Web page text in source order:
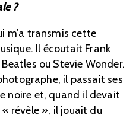
?
m’a transmis cette
Il écoutait Frank
ou Stevie Wonder.
il passait ses
noire et, quand il devait
révèle », il jouait du